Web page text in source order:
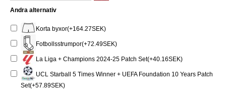
Andra alternativ
Korta byxor(+164.27SEK)
Fotbollsstrumpor(+72.49SEK)
La Liga + Champions 2024-25 Patch Set(+40.16SEK)
UCL Starball 5 Times Winner + UEFA Foundation 10 Years Patch
Set(+57.89SEK)